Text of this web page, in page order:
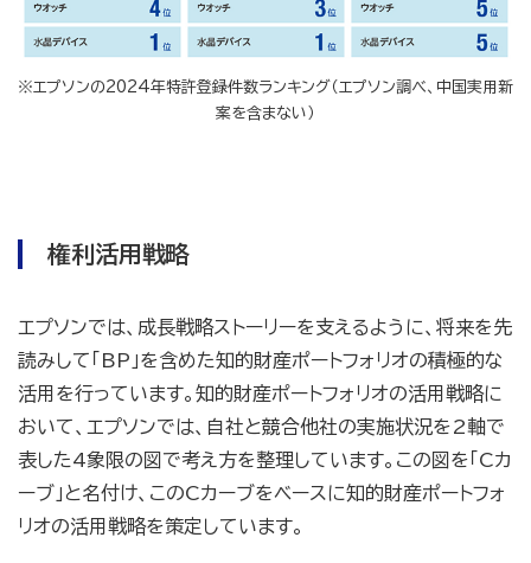
※エプソンの2024年特許登録件数ランキング（エプソン調べ、中国実用新
案を含まない）
権利活用戦略
エプソンでは、成長戦略ストーリーを支えるように、将来を先
読みして「BP」を含めた知的財産ポートフォリオの積極的な
活用を行っています。知的財産ポートフォリオの活用戦略に
おいて、エプソンでは、自社と競合他社の実施状況を2軸で
表した4象限の図で考え方を整理しています。この図を「Cカ
ーブ」と名付け、このCカーブをベースに知的財産ポートフォ
リオの活用戦略を策定しています。